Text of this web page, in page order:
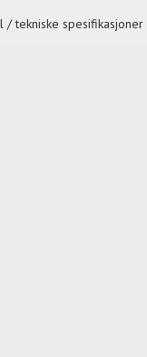
tekniske spesifikasjoner